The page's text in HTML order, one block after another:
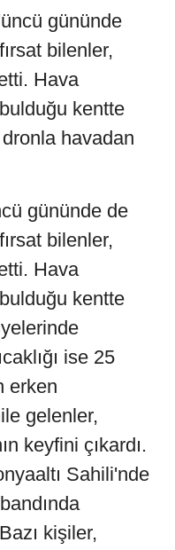
gününde
bilenler,
Hava
bulduğu kentte
havadan
gününde de
bilenler,
Hava
bulduğu kentte
ise 25
erken
gelenler,
keyfini çıkardı.
Sahili'nde
kişiler,